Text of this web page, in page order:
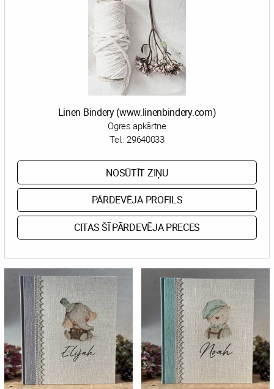
Linen Bindery (www.linenbindery.com)
Ogres apkārtne
Tel.:29640033
NOSŪTĪT ZIŅU
PĀRDEVĒJA PROFILS
CITAS ŠĪ PĀRDEVĒJA PRECES